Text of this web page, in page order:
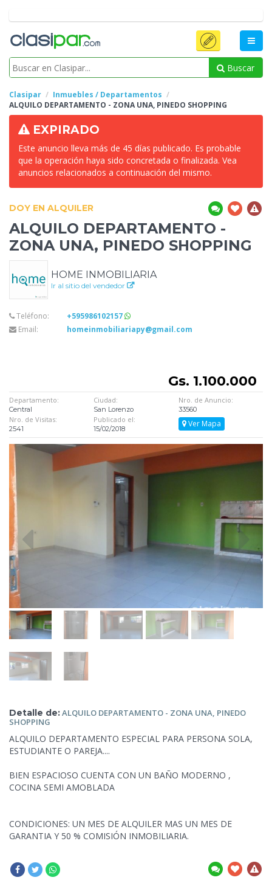
Buscar
Clasipar
Inmuebles / Departamentos
ALQUILO DEPARTAMENTO - ZONA UNA, PINEDO SHOPPING
EXPIRADO
Este anuncio lleva más de 45 días publicado. Es probable
que la operación haya sido concretada o finalizada. Vea
anuncios relacionados a continuación del mismo.
DOY EN ALQUILER
ALQUILO DEPARTAMENTO -
ZONA UNA, PINEDO SHOPPING
HOME INMOBILIARIA
Ir al sitio del vendedor
Teléfono:
+595986102157
Email:
homeinmobiliariapy@gmail.com
Gs. 1.100.000
Departamento:
Central
Ciudad:
San Lorenzo
Nro. de Anuncio:
33560
Nro. de Visitas:
2541
Publicado el:
15/02/2018
Ver Mapa
Detalle de:ALQUILO DEPARTAMENTO - ZONA UNA, PINEDO
SHOPPING
ALQUILO DEPARTAMENTO ESPECIAL PARA PERSONA SOLA,
ESTUDIANTE O PAREJA....
BIEN ESPACIOSO CUENTA CON UN BAÑO MODERNO ,
COCINA SEMI AMOBLADA
CONDICIONES: UN MES DE ALQUILER MAS UN MES DE
GARANTIA Y 50 % COMISIÓN INMOBILIARIA.